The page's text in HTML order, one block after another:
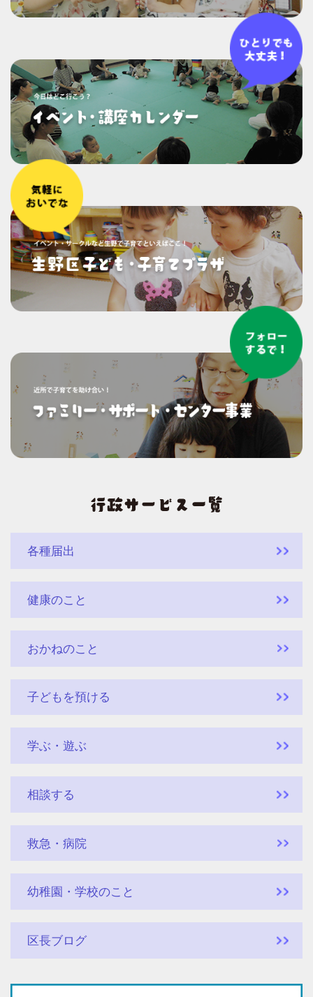
各種届出
健康のこと
おかねのこと
子どもを預ける
学ぶ・遊ぶ
相談する
救急・病院
幼稚園・学校のこと
区長ブログ